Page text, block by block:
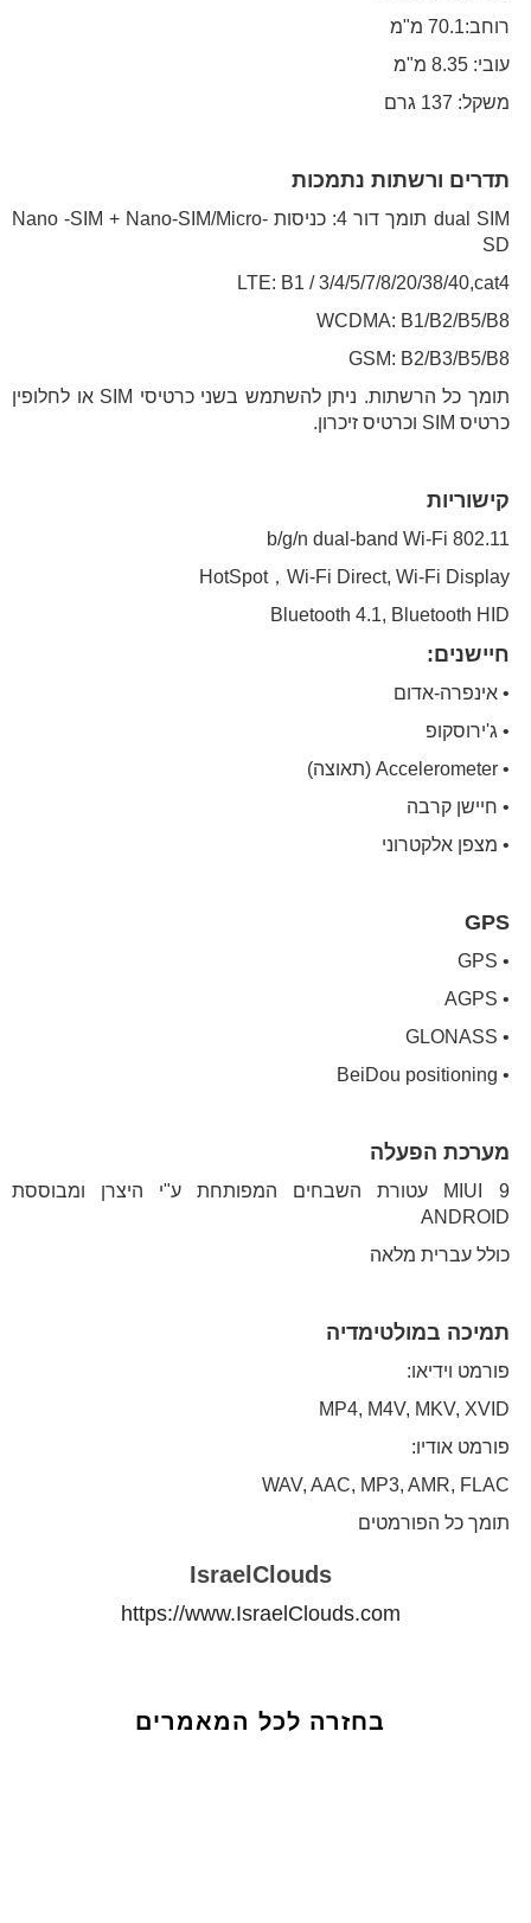
רוחב:70.1 מ"מ
עובי: 8.35 מ"מ
משקל: 137 גרם
תדרים ורשתות נתמכות
dual SIM תומך דור 4: כניסות Nano -SIM + Nano-SIM/Micro-
SD
LTE: B1 / 3/4/5/7/8/20/38/40,cat4
WCDMA: B1/B2/B5/B8
GSM: B2/B3/B5/B8
תומך כל הרשתות. ניתן להשתמש בשני כרטיסי SIM או לחלופין
כרטיס SIM וכרטיס זיכרון.
קישוריות
802.11 b/g/n dual-band Wi-Fi
HotSpot，Wi-Fi Direct, Wi-Fi Display
Bluetooth 4.1, Bluetooth HID
חיישנים:
• אינפרה-אדום
• ג'ירוסקופ
• Accelerometer (תאוצה)
• חיישן קרבה
• מצפן אלקטרוני
GPS
• GPS
• AGPS
• GLONASS
• BeiDou positioning
מערכת הפעלה
MIUI 9 עטורת השבחים המפותחת ע"י היצרן ומבוססת
ANDROID
כולל עברית מלאה
תמיכה במולטימדיה
פורמט וידיאו:
MP4, M4V, MKV, XVID
פורמט אודיו:
WAV, AAC, MP3, AMR, FLAC
תומך כל הפורמטים
IsraelClouds
https://www.IsraelClouds.com
בחזרה לכל המאמרים